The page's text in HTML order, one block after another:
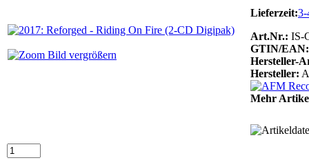
Bild vergrößern
Lieferzeit:3-
Art.Nr.: IS-
GTIN/EAN:
Hersteller-
Hersteller:
Mehr